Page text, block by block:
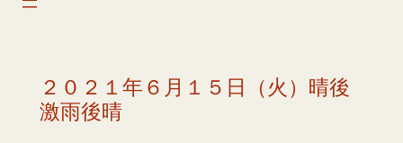
２０２１年６月１５日（火）晴後
激雨後晴